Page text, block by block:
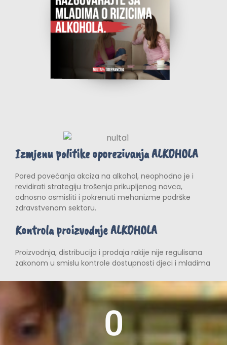
Izmjenu politike oporezivanja ALKOHOLA
Pored povećanja akciza na alkohol, neophodno je i
revidirati strategiju trošenja prikupljenog novca,
odnosno osmisliti i pokrenuti mehanizme podrške
zdravstvenom sektoru.
Kontrola proizvodnje ALKOHOLA
Proizvodnja, distribucija i prodaja rakije nije regulisana
zakonom u smislu kontrole dostupnosti djeci i mladima
0